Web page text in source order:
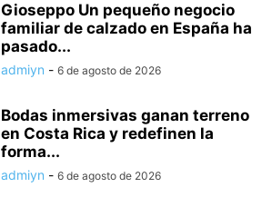
Gioseppo Un pequeño negocio
familiar de calzado en España ha
pasado...
admiyn - 6 de agosto de 2026
Bodas inmersivas ganan terreno
en Costa Rica y redefinen la
forma...
admiyn - 6 de agosto de 2026